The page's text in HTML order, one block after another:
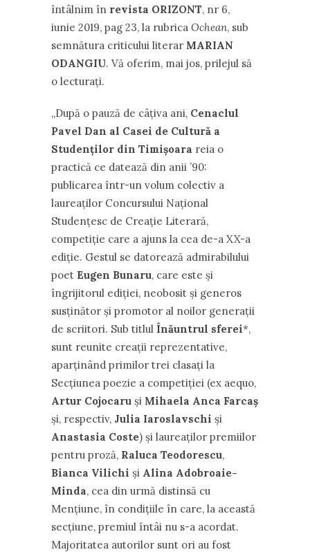
întâlnim în revista ORIZONT, nr 6,
iunie 2019, pag 23, la rubrica Ochean, sub
semnătura criticului literar MARIAN
ODANGIU. Vă oferim, mai jos, prilejul să
o lecturați.
,,După o pauză de câțiva ani, Cenaclul
Pavel Dan al Casei de Cultură a
Studenților din Timișoara reia o
practică ce datează din anii ’90:
publicarea într-un volum colectiv a
laureaților Concursului Național
Studențesc de Creație Literară,
competiție care a ajuns la cea de-a XX-a
ediție. Gestul se datorează admirabilului
poet Eugen Bunaru, care este și
îngrijitorul ediției, neobosit și generos
susținător și promotor al noilor generații
de scriitori. Sub titlul Înăuntrul sferei*,
sunt reunite creații reprezentative,
aparținând primilor trei clasați la
Secțiunea poezie a competiției (ex aequo,
Artur Cojocaru și Mihaela Anca Farcaș
și, respectiv, Julia Iaroslavschi și
Anastasia Coste) și laureaților premiilor
pentru proză, Raluca Teodorescu,
Bianca Vilichi și Alina Adobroaie-
Minda, cea din urmă distinsă cu
Mențiune, în condițiile în care, la această
secțiune, premiul întâi nu s-a acordat.
Majoritatea autorilor sunt ori au fost